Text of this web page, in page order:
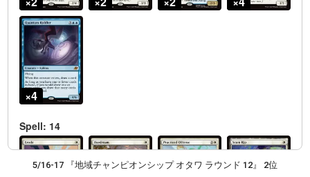
5/16-17 『地域チャンピオンシップ オタワ ラウンド 12』 2位